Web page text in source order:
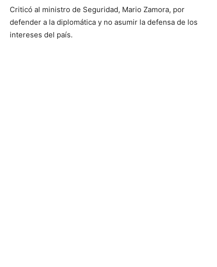
Criticó al ministro de Seguridad, Mario Zamora, por
defender a la diplomática y no asumir la defensa de los
intereses del país.